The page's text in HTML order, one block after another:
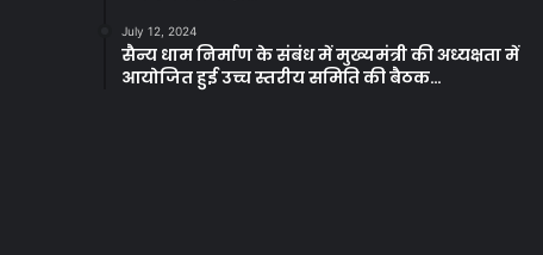
July 12, 2024
सैन्य धाम निर्माण के संबंध में मुख्यमंत्री की अध्यक्षता में
आयोजित हुई उच्च स्तरीय समिति की बैठक…